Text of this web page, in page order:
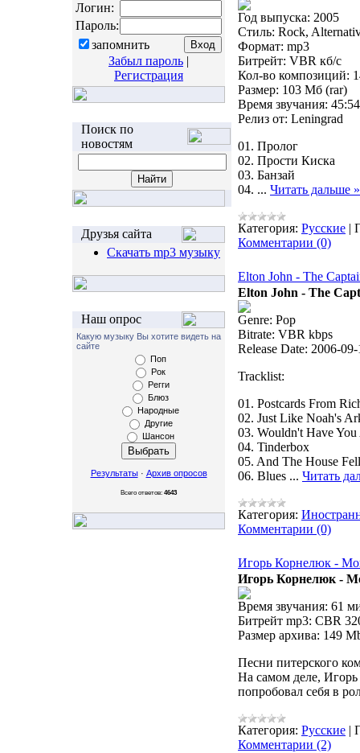
Логин:
Пароль:
запомнить
Забыл пароль |
Регистрация
Поиск по
новостям
Друзья сайта
Скачать mp3 музыку
Наш опрос
Какую музыку Вы хотите видеть на
сайте
Поп
Рок
Регги
Блюз
Народные
Другие
Шансон
Результаты· Архив опросов
Всего ответов: 4643
Год выпуска: 2005
Стиль: Rock,
Формат: mp3
Битрейт: VBR кб/с
Кол-во композиций:
Размер: 103 Мб (rar)
Время звучания: 45:54
Релиз от: Leningrad
01. Пролог
02. Прости Киска
03. Банзай
04. ... Читать дальше »
Категория: Русские |
Комментарии (0)
Elton John - The
Elton John - The
Genre: Pop
Bitrate: VBR kbps
Release Date: 2006-
Tracklist:
01. Postcards From
02. Just Like Noah's
03. Wouldn't Have
04. Tinderbox
05. And The House
06. Blues ... Читать
Категория:
Комментарии (0)
Игорь Корнелюк -
Игорь Корнелюк -
Время звучания: 61
Битрейт mp3: CBR
Размер архива: 149
Песни питерского
На самом деле, Игорь
попробовал себя в
Категория: Русские |
Комментарии (2)